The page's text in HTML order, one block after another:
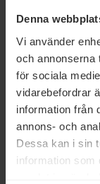
Denna
Vi använder
och annonserna
för sociala
vidarebefordrar
information från
annons- och
Dessa kan i sin
information som